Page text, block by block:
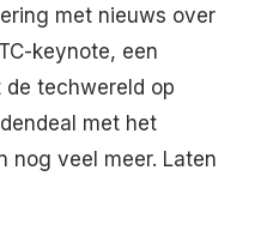
met nieuws over
keynote, een
techwereld op
met het
nog veel meer. Laten